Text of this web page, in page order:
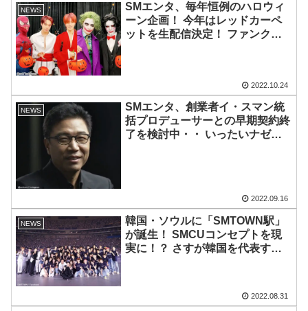
NEWS
SMエンタ、毎年恒例のハロウィ
ーン企画！ 今年はレッドカーペ
ットを生配信決定！ ファンクラ
2022.10.24
NEWS
SMエンタ、創業者イ・スマン統
括プロデューサーとの早期契約終
了を検討中・・ いったいナゼ？
2022.09.16
NEWS
韓国・ソウルに「SMTOWN駅」
が誕生！ SMCUコンセプトを現
実に！？ さすが韓国を代表する
2022.08.31